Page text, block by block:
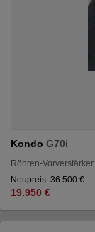
Kondo G70i
Röhren-Vorverstärker
Neupreis: 36.500 €
19.950 €